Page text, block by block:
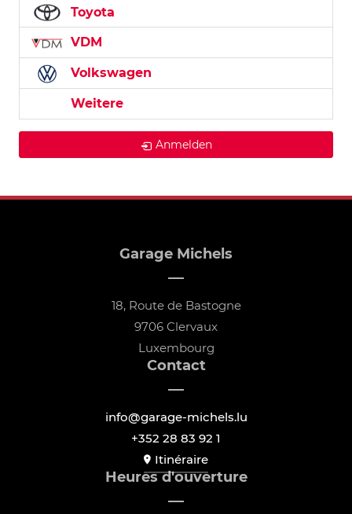
Toyota
VDM
Volkswagen
Weitere
Anmelden
Garage Michels
18, Route de Bastogne
9706 Clervaux
Luxembourg
Contact
info@garage-michels.lu
+352 28 83 92 1
Itinéraire
Heures d'ouverture